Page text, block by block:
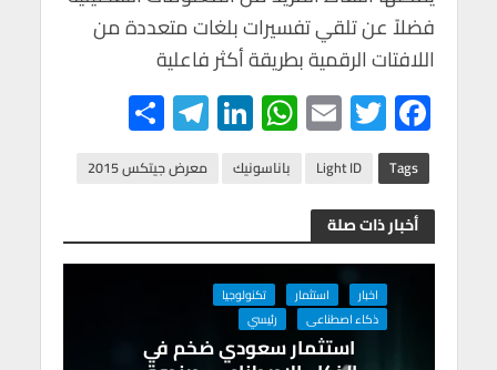
فضلاً عن تلقي تفسيرات بلغات متعددة من
اللافتات الرقمية بطريقة أكثر فاعلية
F
ac
e
b
o
o
k
T
wi
tt
er
E
m
ail
W
h
at
A
p
p
Li
n
ke
n
Te
le
gr
m
h
ar Tags
Light ID باناسونيك معرض جيتكس 2015
أخبار ذات صلة
اخبار استثمار
تكنولوجيا
ذكاء اصطناعى
رئيسي
استثمار سعودي ضخم في